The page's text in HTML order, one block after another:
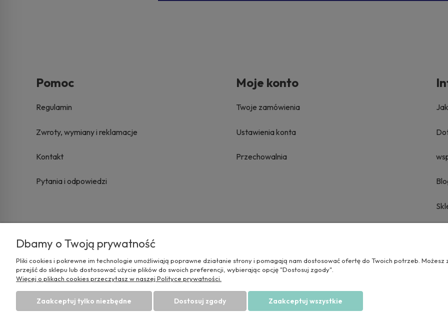
Pomoc
Regulamin
Zwroty, wymiany i reklamacje
Kontakt
Pytania i odpowiedzi
Moje konto
Twoje zamówienia
Ustawienia konta
Przechowalnia
Dbamy o Twoją prywatność
Pliki cookies i pokrewne im technologie umożliwiają poprawne działanie strony i pomagają nam dostosować ofertę do Twoich potrzeb.
przejść do sklepu lub dostosować użycie plików do swoich preferencji, wybierając opcję "Dostosuj zgody".
Więcej o plikach cookies przeczytasz w naszej Polityce prywatności.
Zaakceptuj tylko niezbędne Dostosuj zgody Zaakceptuj wszystkie